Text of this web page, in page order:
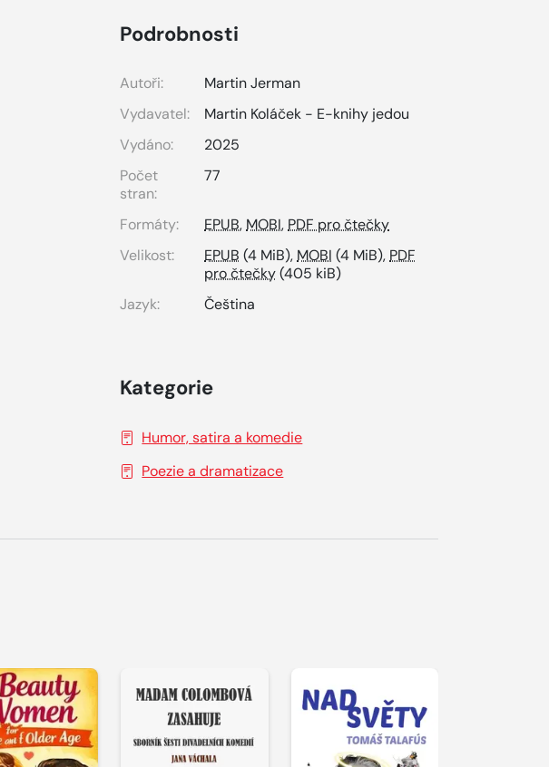
Podrobnosti
Autoři:
Martin Jerman
Vydavatel:
Martin Koláček - E-knihy jedou
Vydáno:
2025
Počet
stran:
77
Formáty: EPUB, MOBI, PDF pro čtečky
Velikost:
EPUB (4 MiB), MOBI (4 MiB), PDF
pro čtečky(405 kiB)
Jazyk:
Čeština
Kategorie
Humor, satira a komedie
Poezie a dramatizace